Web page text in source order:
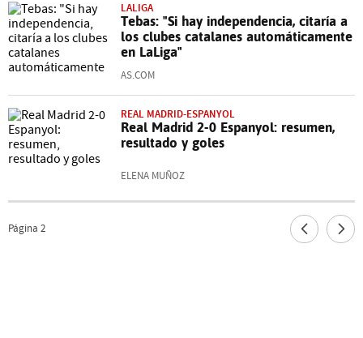
LALIGA
Tebas: "Si hay independencia, citaría a
los clubes catalanes automáticamente
en LaLiga"
AS.COM
REAL MADRID-ESPANYOL
Real Madrid 2-0 Espanyol: resumen,
resultado y goles
ELENA MUÑOZ
Página 2